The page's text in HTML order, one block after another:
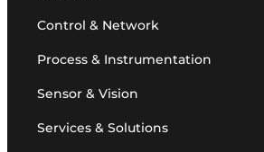
Control & Network
Process & Instrumentation
Sensor & Vision
Services & Solutions